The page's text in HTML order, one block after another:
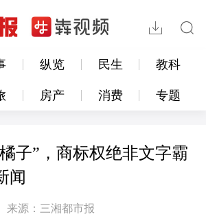
纵览 民生 教科
房产 消费 专题
子”，商标权绝非文字霸
闻
来源：三湘都市报